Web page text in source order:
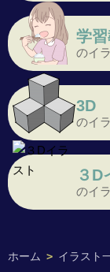
ホーム > イラスト
学
のイ
3D
のイ
３D
のイ